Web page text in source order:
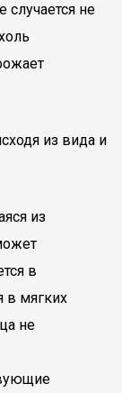
не
из вида и
из
в
в мягких
не